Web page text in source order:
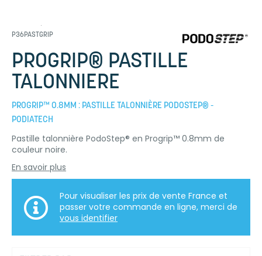
P36PASTGRIP
PROGRIP® PASTILLE
TALONNIERE
PROGRIP™ 0.8MM : PASTILLE TALONNIÈRE PODOSTEP® -
PODIATECH
Pastille talonnière PodoStep® en Progrip™ 0.8mm de
couleur noire.
En savoir plus
Pour visualiser les prix de vente France et
passer votre commande en ligne, merci de
vous identifier